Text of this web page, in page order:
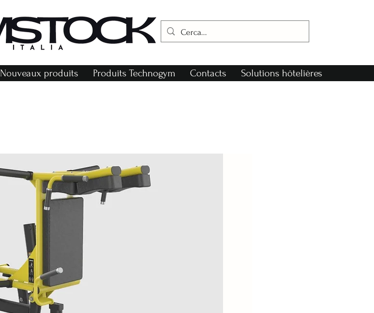
Nouveaux produits Produits Technogym Contacts Solutions hôtelières